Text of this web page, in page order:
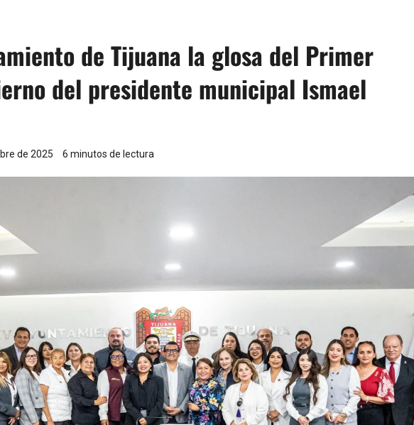
de Tijuana la glosa del Primer
del presidente municipal Ismael
de 2025 6 minutos de lectura